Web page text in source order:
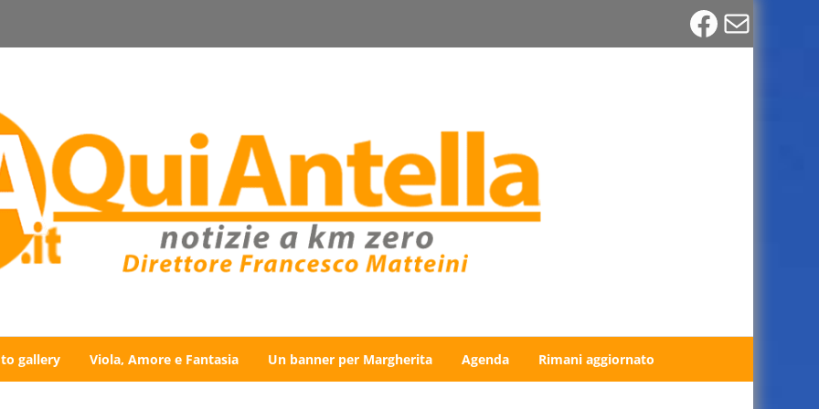
Email
gallery Viola, Amore e Fantasia Un banner per Margherita Agenda Rimani aggiornato